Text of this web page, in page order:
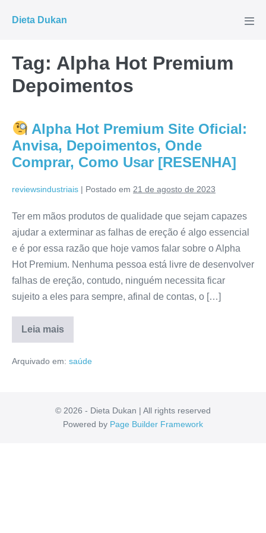
para
conteúdo
Dieta Dukan
Tag: Alpha Hot Premium
Depoimentos
Alpha Hot Premium Site Oficial:
Anvisa, Depoimentos, Onde
Comprar, Como Usar [RESENHA]
reviewsindustriais | Postado em 21 de agosto de 2023
Ter em mãos produtos de qualidade que sejam capazes
ajudar a exterminar as falhas de ereção é algo essencial
e é por essa razão que hoje vamos falar sobre o Alpha
Hot Premium. Nenhuma pessoa está livre de desenvolver
falhas de ereção, contudo, ninguém necessita ficar
sujeito a eles para sempre, afinal de contas, o […]
Leia mais
Alpha
Premium
Onde
Comprar,
Como
Arquivado em: saúde
© 2026 - Dieta Dukan | All rights reserved
Powered by Page Builder Framework